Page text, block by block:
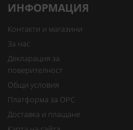
ИНФОРМАЦИЯ
Контакти и магазини
За нас
Декларация за
поверителност
Общи условия
Платформа за ОРС
Доставка и плащане